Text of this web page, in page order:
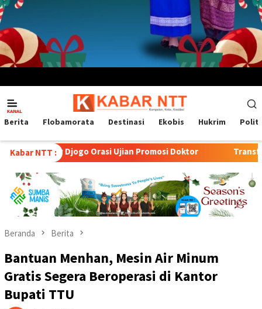
Mobile
Berita Flobamorata Destinasi Ekobis Hukrim
Kabar NTT :
Orasi Ujian Promosi Doktor Transformasi
Beranda Berita
Bantuan Menhan, Mesin Air Minum
Gratis Segera Beroperasi di Kantor
Bupati TTU